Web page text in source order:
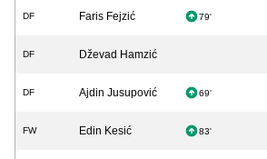
DF Faris Fejzić 79'
DF Dževad Hamzić
DF Ajdin Jusupović 69'
FW Edin Kesić 83'